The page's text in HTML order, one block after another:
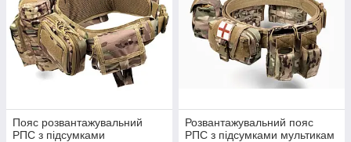
Пояс розвантажувальний
РПС з підсумками
Розвантажувальний пояс
РПС з підсумками мультикам